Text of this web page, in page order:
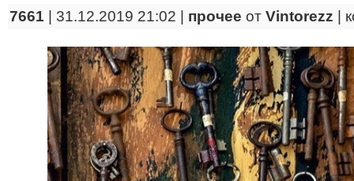
7661 | 31.12.2019 21:02 | прочее от Vintorezz